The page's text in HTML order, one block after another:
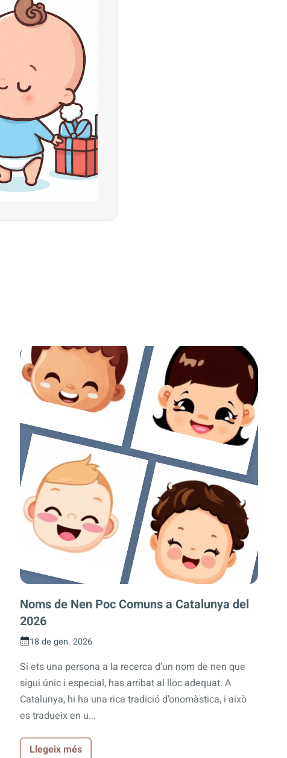
Noms de Nen Poc Comuns a Catalunya del
2026
18 de gen. 2026
Si ets una persona a la recerca d’un nom de nen que
sigui únic i especial, has arribat al lloc adequat. A
Catalunya, hi ha una rica tradició d’onomàstica, i això
es tradueix en u...
Llegeix més